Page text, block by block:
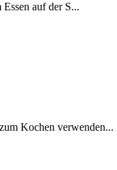
auf der S...
Kochen verwenden...